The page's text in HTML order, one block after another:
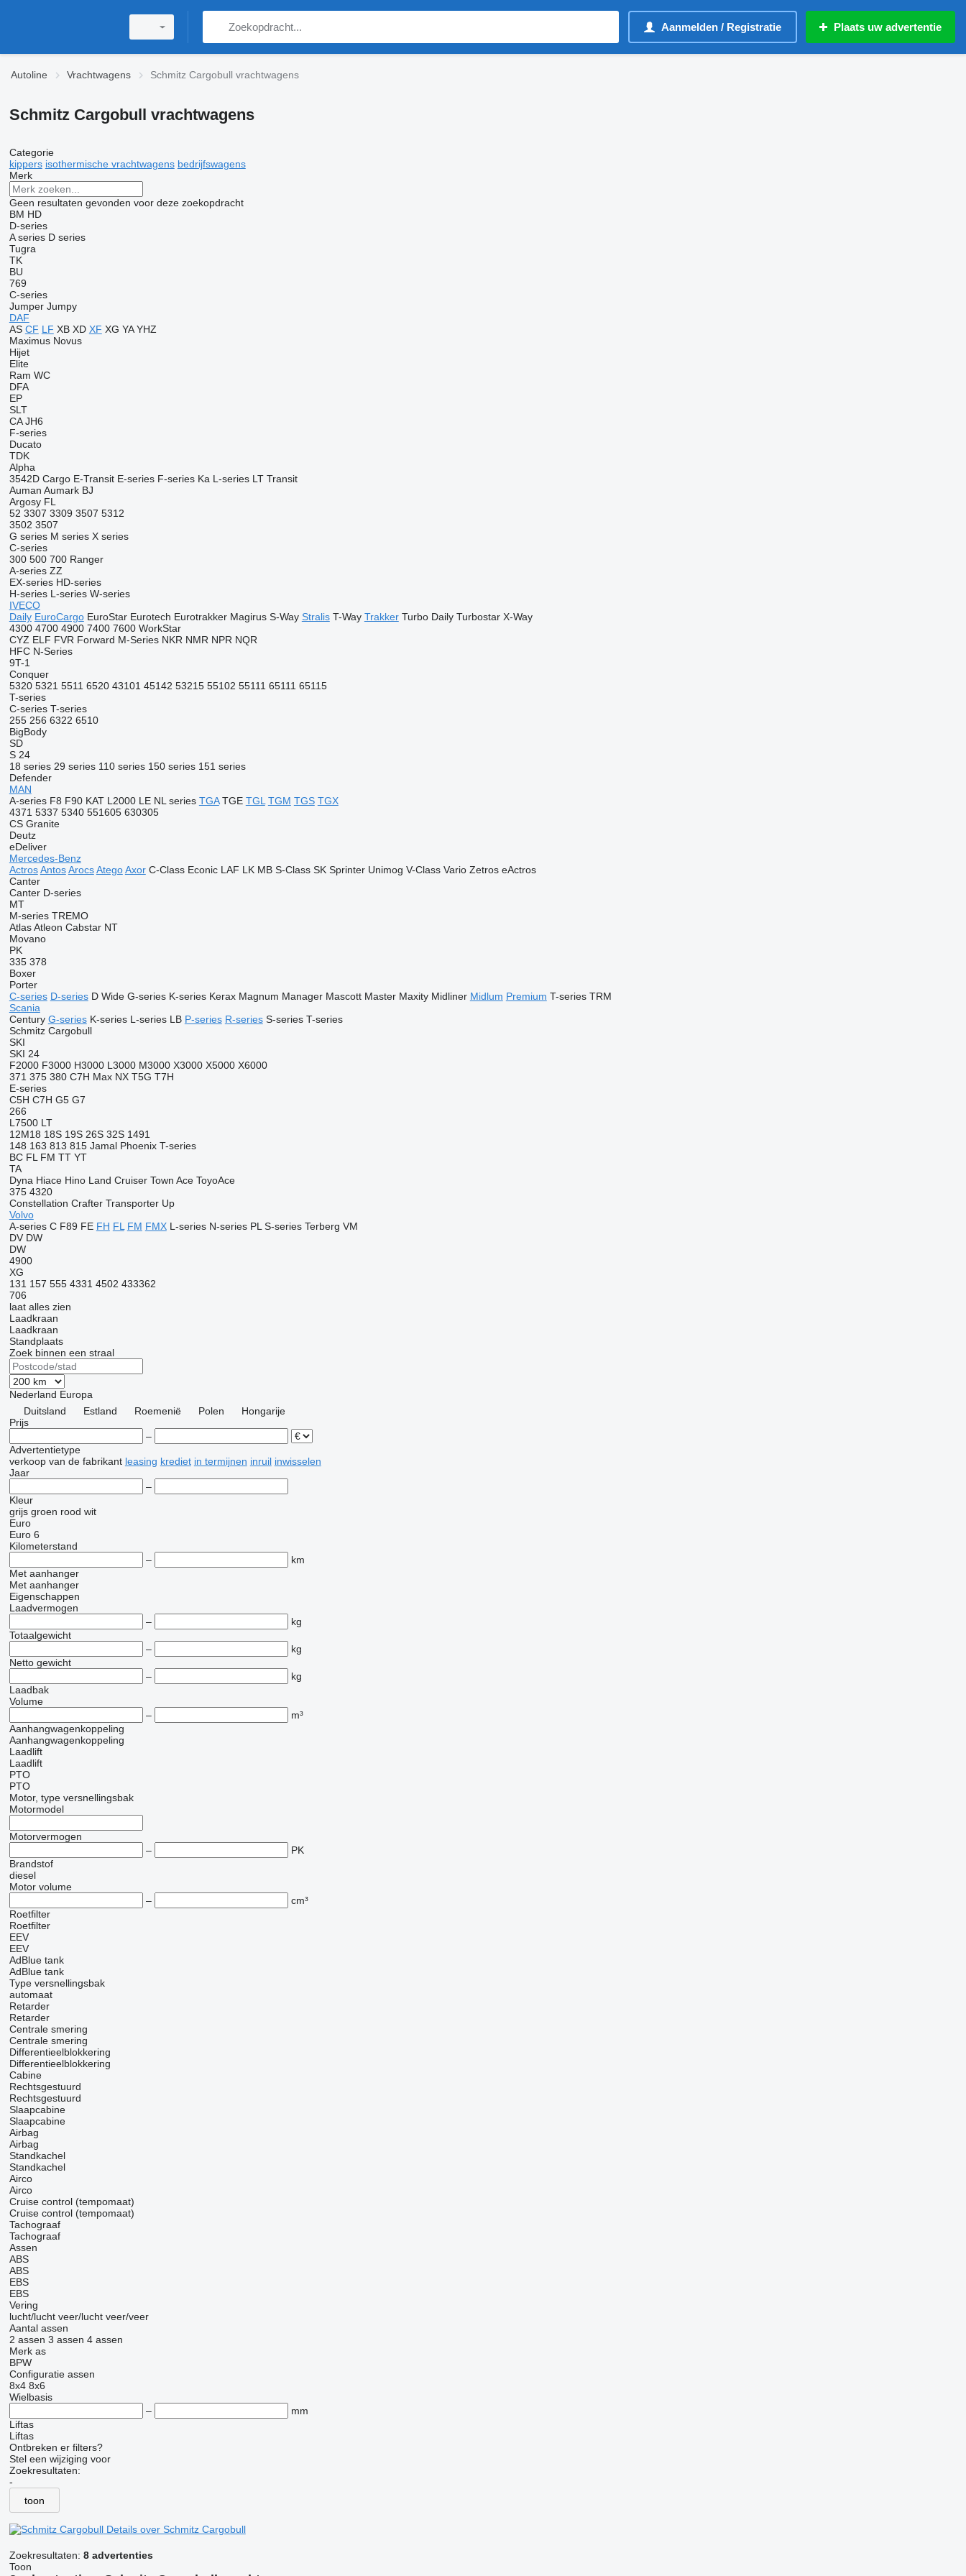
Aanmelden / Registratie Plaats uw advertentie
Autoline Vrachtwagens Schmitz Cargobull vrachtwagens
Schmitz Cargobull vrachtwagens
Categorie
kippers isothermische vrachtwagens bedrijfswagens
Merk
Geen resultaten gevonden voor deze zoekopdracht
BM HD
D-series
A series D series
Tugra
TK
BU
769
C-series
Jumper Jumpy
DAF
AS CF LF XB XD XF XG YA YHZ
Maximus Novus
Hijet
Elite
Ram WC
DFA
EP
SLT
CA JH6
F-series
Ducato
TDK
Alpha
3542D Cargo E-Transit E-series F-series Ka L-series LT Transit
Auman Aumark BJ
Argosy FL
52 3307 3309 3507 5312
3502 3507
G series M series X series
C-series
300 500 700 Ranger
A-series ZZ
EX-series HD-series
H-series L-series W-series
IVECO
Daily EuroCargo EuroStar Eurotech Eurotrakker Magirus S-Way Stralis T-Way Trakker Turbo Daily Turbostar X-Way
4300 4700 4900 7400 7600 WorkStar
CYZ ELF FVR Forward M-Series NKR NMR NPR NQR
HFC N-Series
9T-1
Conquer
5320 5321 5511 6520 43101 45142 53215 55102 55111 65111 65115
T-series
C-series T-series
255 256 6322 6510
BigBody
SD
S 24
18 series 29 series 110 series 150 series 151 series
Defender
MAN
A-series F8 F90 KAT L2000 LE NL series TGA TGE TGL TGM TGS TGX
4371 5337 5340 551605 630305
CS Granite
Deutz
eDeliver
Mercedes-Benz
Actros Antos Arocs Atego Axor C-Class Econic LAF LK MB S-Class SK Sprinter Unimog V-Class Vario Zetros eActros
Canter
Canter D-series
MT
M-series TREMO
Atlas Atleon Cabstar NT
Movano
PK
335 378
Boxer
Porter
C-series D-series D Wide G-series K-series Kerax Magnum Manager Mascott Master Maxity Midliner Midlum Premium T-series TRM
Scania
Century G-series K-series L-series LB P-series R-series S-series T-series
Schmitz Cargobull
SKI
SKI 24
F2000 F3000 H3000 L3000 M3000 X3000 X5000 X6000
371 375 380 C7H Max NX T5G T7H
E-series
C5H C7H G5 G7
266
L7500 LT
12M18 18S 19S 26S 32S 1491
148 163 813 815 Jamal Phoenix T-series
BC FL FM TT YT
TA
Dyna Hiace Hino Land Cruiser Town Ace ToyoAce
375 4320
Constellation Crafter Transporter Up
Volvo
A-series C F89 FE FH FL FM FMX L-series N-series PL S-series Terberg VM
DV DW
DW
4900
XG
131 157 555 4331 4502 433362
706
laat alles zien
Laadkraan
Laadkraan
Standplaats
Zoek binnen een straal
Nederland Europa
Duitsland
Estland Roemenië Polen
Hongarije
Prijs
–
Advertentietype
verkoop van de fabrikant leasing krediet in termijnen inruil inwisselen
Jaar
–
Kleur
grijs groen rood wit
Euro
Euro 6
Kilometerstand
–
km
Met aanhanger
Met aanhanger
Eigenschappen
Laadvermogen
–
kg
Totaalgewicht
–
kg
Netto gewicht
–
kg
Laadbak
Volume
–
m³
Aanhangwagenkoppeling
Aanhangwagenkoppeling
Laadlift
Laadlift
PTO
PTO
Motor, type versnellingsbak
Motormodel
Motorvermogen
–
PK
Brandstof
diesel
Motor volume
–
cm³
Roetfilter
Roetfilter
EEV
EEV
AdBlue tank
AdBlue tank
Type versnellingsbak
automaat
Retarder
Retarder
Centrale smering
Centrale smering
Differentieelblokkering
Differentieelblokkering
Cabine
Rechtsgestuurd
Rechtsgestuurd
Slaapcabine
Slaapcabine
Airbag
Airbag
Standkachel
Standkachel
Airco
Airco
Cruise control (tempomaat)
Cruise control (tempomaat)
Tachograaf
Tachograaf
Assen
ABS
ABS
EBS
EBS
Vering
lucht/lucht veer/lucht veer/veer
Aantal assen
2 assen 3 assen 4 assen
Merk as
BPW
Configuratie assen
8x4 8x6
Wielbasis
–
mm
Liftas
Liftas
Ontbreken er filters?
Stel een wijziging voor
Zoekresultaten:
-
toon
Details over Schmitz Cargobull
Zoekresultaten: 8 advertenties
Toon